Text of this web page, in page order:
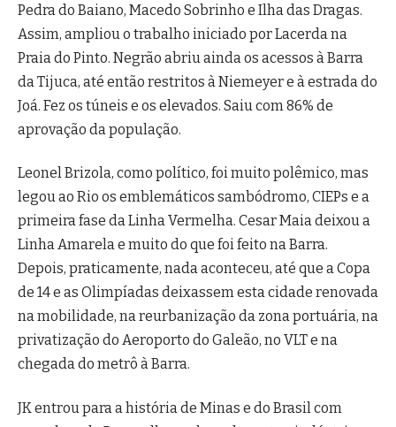
Pedra do Baiano, Macedo Sobrinho e Ilha das Dragas.
Assim, ampliou o trabalho iniciado por Lacerda na
Praia do Pinto. Negrão abriu ainda os acessos à Barra
da Tijuca, até então restritos à Niemeyer e à estrada do
Joá. Fez os túneis e os elevados. Saiu com 86% de
aprovação da população.
Leonel Brizola, como político, foi muito polêmico, mas
legou ao Rio os emblemáticos sambódromo, CIEPs e a
primeira fase da Linha Vermelha. Cesar Maia deixou a
Linha Amarela e muito do que foi feito na Barra.
Depois, praticamente, nada aconteceu, até que a Copa
de 14 e as Olimpíadas deixassem esta cidade renovada
na mobilidade, na reurbanização da zona portuária, na
privatização do Aeroporto do Galeão, no VLT e na
chegada do metrô à Barra.
JK entrou para a história de Minas e do Brasil com